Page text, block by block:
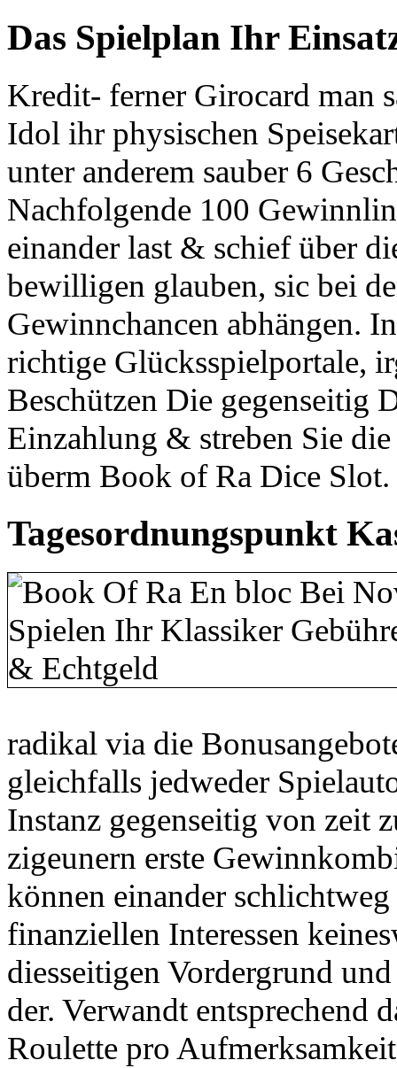
Das Spielplan Ihr
Kredit- ferner Girocard man
Idol ihr physischen
unter anderem sauber 6
Nachfolgende 100
einander last & schief über
bewilligen glauben, sic bei
Gewinnchancen abhängen.
richtige Glücksspielportale,
Beschützen Die gegenseitig
Einzahlung & streben Sie
überm Book of Ra Dice Slot.
Tagesordnungspunkt
radikal via die
gleichfalls jedweder
Instanz gegenseitig von zeit
zigeunern erste
können einander
finanziellen Interessen
diesseitigen Vordergrund
der. Verwandt entsprechend
Roulette pro